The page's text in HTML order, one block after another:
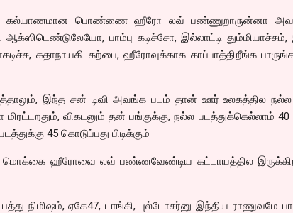
கல்யாணமான பொண்ணை ஹீரோ லவ் பண்ணுறாருன்னா
ஆக்ஸிடெண்டுலேயோ, பாம்பு கடிச்சோ, இல்லாட்டி தும்மியாச்சும்,
கதாநாயகி கற்பை, ஹீரோவுக்காக காப்பாத்திறீங்க
இந்த சன் டிவி அவங்க படம் தான் ஊர் உலகத்தில நல்ல
மிரட்டறதும், விகடனும் தன் பங்குக்கு, நல்ல படத்துக்கெல்லாம் 40
45 கொடுப்பது பிடிக்கும்
மொக்கை ஹீரோவை லவ் பண்ணவேண்டிய கட்டாயத்தில
நிமிஷம், ஏகே47, டாங்கி, புல்டோசர்னு இந்திய ராணுவமே